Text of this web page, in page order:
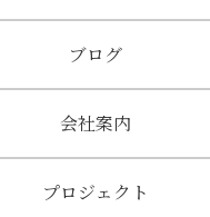
ブログ
会社案内
プロジェクト